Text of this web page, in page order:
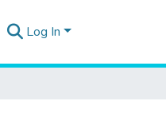
Log In